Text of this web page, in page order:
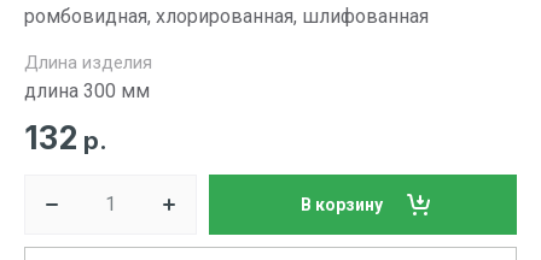
ромбовидная, хлорированная, шлифованная
Длина изделия
длина 300 мм
132 р.
В корзину